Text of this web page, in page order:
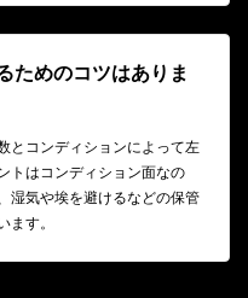
ためのコツはありま
とコンディションによって左
トはコンディション面なの
湿気や埃を避けるなどの保管
ます。